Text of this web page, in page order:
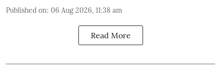
Published on: 06 Aug 2026, 11:38 am
Read More